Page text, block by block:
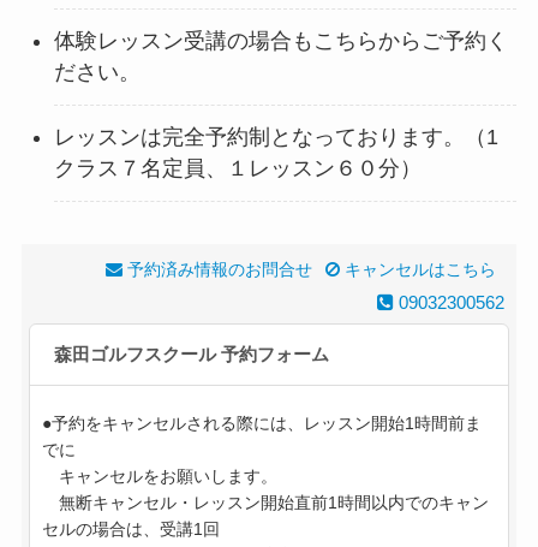
体験レッスン受講の場合もこちらからご予約く
ださい。
レッスンは完全予約制となっております。（1
クラス７名定員、１レッスン６０分）